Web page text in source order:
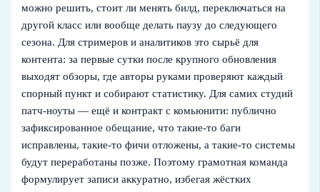
можно решить, стоит ли менять билд, переключаться на
другой класс или вообще делать паузу до следующего
сезона. Для стримеров и аналитиков это сырьё для
контента: за первые сутки после крупного обновления
выходят обзоры, где авторы руками проверяют каждый
спорный пункт и собирают статистику. Для самих студий
патч-ноуты — ещё и контракт с комьюнити: публично
зафиксированное обещание, что такие-то баги
исправлены, такие-то фичи отложены, а такие-то системы
будут переработаны позже. Поэтому грамотная команда
формулирует записи аккуратно, избегая жёстких